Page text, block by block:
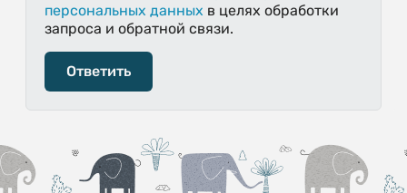
персональных данных в целях обработки
запроса и обратной связи.
Ответить